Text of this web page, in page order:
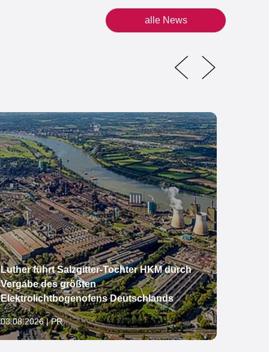
alle News
Luther führt Salzgitter-Tochter HKM durch
Vergabe des größten
Elektrolichtbogenofens Deutschlands
03.08.2026 | PR